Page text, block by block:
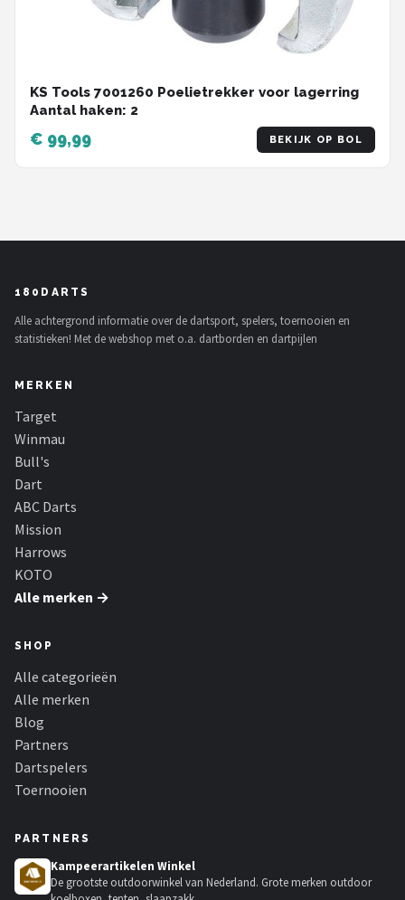
KS Tools 7001260 Poelietrekker voor lagerring
Aantal haken: 2
€ 99,99 BEKIJK OP BOL
180DARTS
Alle achtergrond informatie over de dartsport, spelers, toernooien en
statistieken! Met de webshop met o.a. dartborden en dartpijlen
MERKEN
Target
Winmau
Bull's
Dart
ABC Darts
Mission
Harrows
KOTO
Alle merken →
SHOP
Alle categorieën
Alle merken
Blog
Partners
Dartspelers
Toernooien
PARTNERS
Kampeerartikelen Winkel
De grootste outdoorwinkel van Nederland. Grote merken outdoor